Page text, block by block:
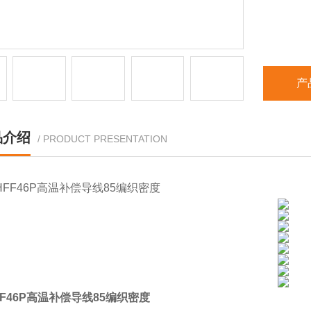
产
绍 / PRODUCT PRESENTATION
高温补偿导线85编织密度